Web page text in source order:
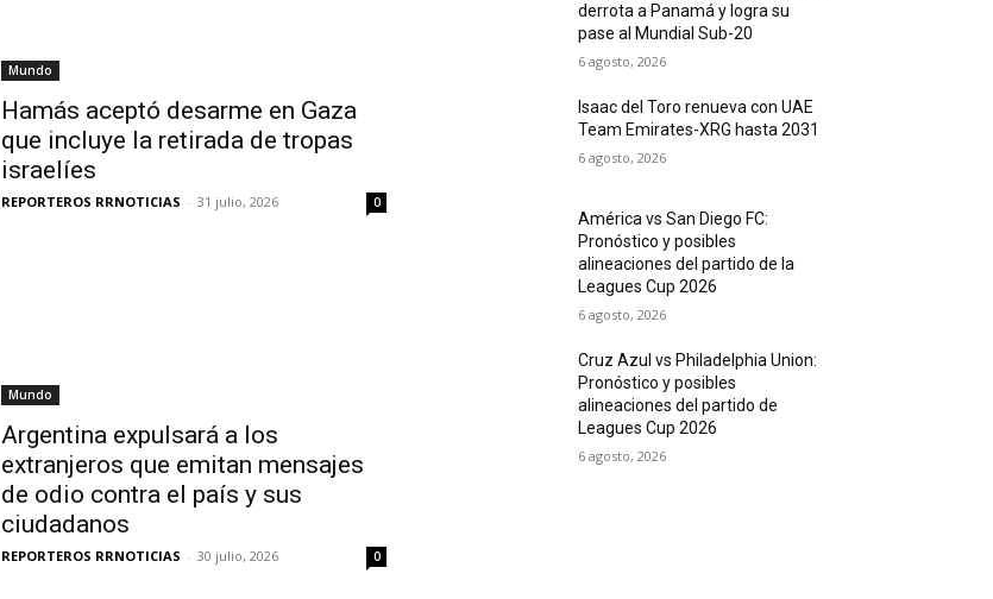
Mundo
Hamás aceptó desarme en Gaza
que incluye la retirada de tropas
israelíes
REPORTEROS RRNOTICIAS - 31 julio, 2026 0
Mundo
Argentina expulsará a los
extranjeros que emitan mensajes
de odio contra el país y sus
ciudadanos
REPORTEROS RRNOTICIAS - 30 julio, 2026 0
derrota a Panamá y logra su
pase al Mundial Sub-20
6 agosto, 2026
Isaac del Toro renueva con UAE
Team Emirates-XRG hasta 2031
6 agosto, 2026
América vs San Diego FC:
Pronóstico y posibles
alineaciones del partido de la
Leagues Cup 2026
6 agosto, 2026
Cruz Azul vs Philadelphia Union:
Pronóstico y posibles
alineaciones del partido de
Leagues Cup 2026
6 agosto, 2026